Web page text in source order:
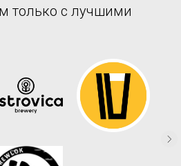
только с лучшими